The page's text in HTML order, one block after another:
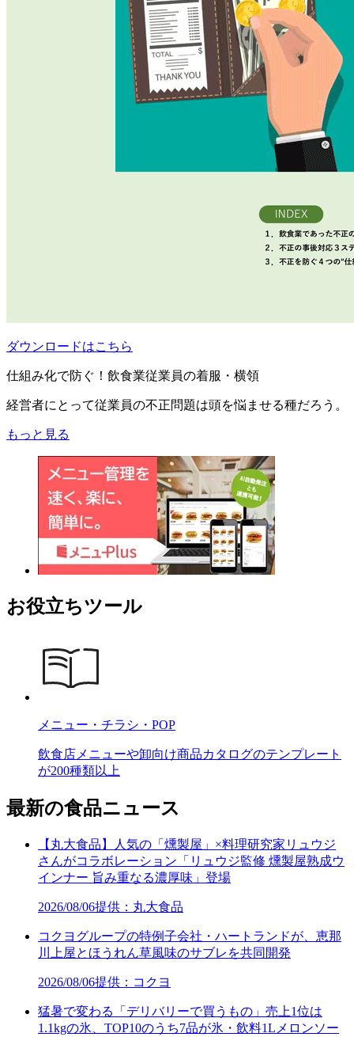
ダウンロードはこちら
仕組み化で防ぐ！飲食業従業員の着服・横領
経営者にとって従業員の不正問題は頭を悩ませる種だろう。
もっと見る
お役立ちツール
メニュー・チラシ・POP
飲食店メニューや卸向け商品カタログのテンプレート
が200種類以上
最新の食品ニュース
【丸大食品】人気の「燻製屋」×料理研究家リュウジ
さんがコラボレーション「リュウジ監修 燻製屋熟成ウ
インナー 旨み重なる濃厚味」登場
2026/08/06提供：丸大食品
コクヨグループの特例子会社・ハートランドが、恵那
川上屋とほうれん草風味のサブレを共同開発
2026/08/06提供：コクヨ
猛暑で変わる「デリバリーで買うもの」売上1位は
1.1kgの氷、TOP10のうち7品が氷・飲料1Lメロンソー